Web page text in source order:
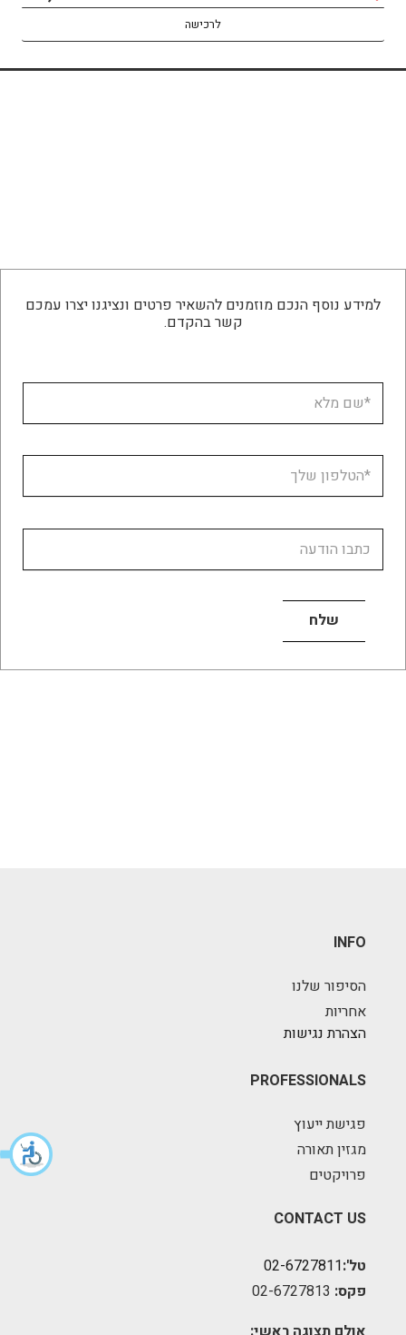
לרכישה
לרכישה
למידע נוסף הנכם מוזמנים להשאיר פרטים ונציגנו יצרו עמכם
קשר בהקדם.
INFO
הסיפור שלנו
אחריות
הצהרת נגישות
PROFESSIONALS
פגישת ייעוץ
מגזין תאורה
פרויקטים
CONTACT US
טל':02-6727811
פקס: